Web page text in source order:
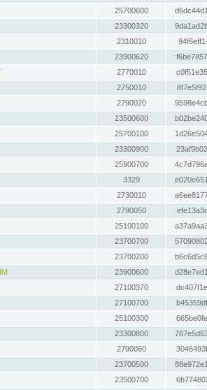
25700600
23300320
2310010
23900620
2770010
2750010
2790020
23500600
25700100
23300900
25900700
3329
2730010
2790050
25100100
23700700
23700200
23900600
27100370
27100700
25100300
23300800
2790060
23700500
23500700